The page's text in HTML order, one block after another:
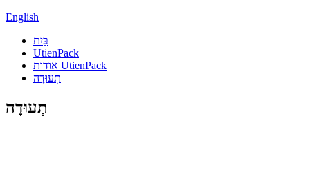
English
בַּיִת
UtienPack
אודות UtienPack
תְעוּדָה
תְעוּדָה